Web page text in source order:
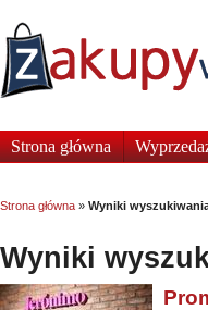
Strona główna
Strona główna » Wyniki
Wyniki